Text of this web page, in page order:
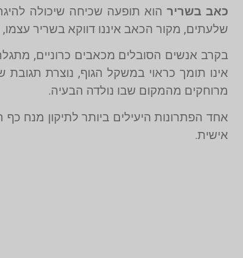
כאב בשריר הוא תופעה שכיחה שיכולה
שלעתים, מקור הכאב איננו דווקא בשריר
בקרב אנשים הסובלים מכאבים כרוניים,
אינו תומך כראוי במשקל הגוף, נוצרת
מרוחקים מהמקום שבו נולדה הבעיה.
אחד הפתרונות היעילים ביותר לתיקון מנח
אישית.